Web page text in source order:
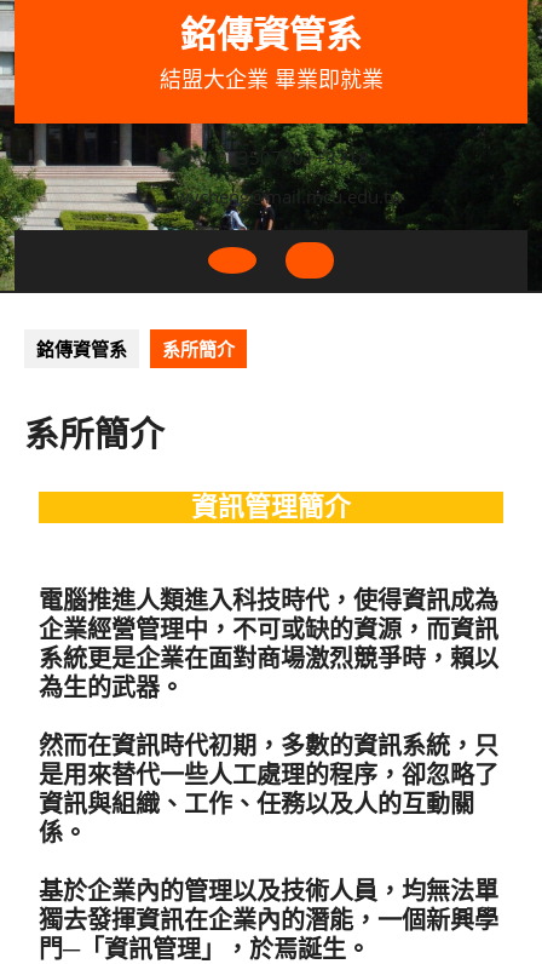
Skip
to
content
銘傳資管系
結盟大企業 畢業即就業
033507001+3318
wycheng@mail.mcu.edu.tw
Open
銘傳資管系
系所簡介
系所簡介
資訊管理簡介
電腦推進人類進入科技時代，使得資訊成為
企業經營管理中，不可或缺的資源，而資訊
系統更是企業在面對商場激烈競爭時，賴以
為生的武器。
然而在資訊時代初期，多數的資訊系統，只
是用來替代一些人工處理的程序，卻忽略了
資訊與組織、工作、任務以及人的互動關
係。
基於企業內的管理以及技術人員，均無法單
獨去發揮資訊在企業內的潛能，一個新興學
門─「資訊管理」，於焉誕生。